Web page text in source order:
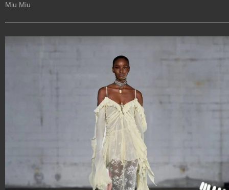
Miu Miu